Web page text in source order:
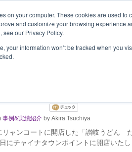
on your computer. These cookies are used
and customize your browsing experience
see our Privacy Policy.
your information won’t be tracked when you
報 支援企業一覧 事業内容
事例&実績紹介 by Akira Tsuchiya
リャンコートに開店した「讃岐うどん
にチャイナタウンポイントに開店いたし